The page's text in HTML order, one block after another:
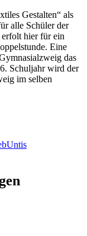
Gestalten“ als
alle Schüler der
hier für ein
Eine
das
Schuljahr wird der
im selben
Untis